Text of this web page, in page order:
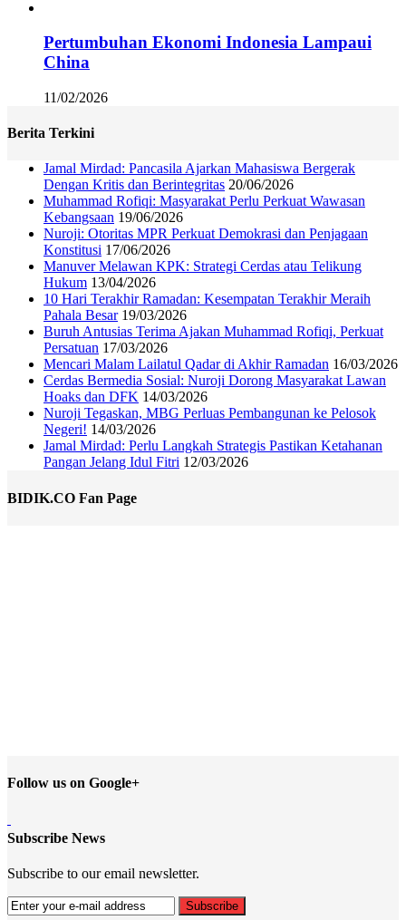
Pertumbuhan Ekonomi Indonesia Lampaui
China
11/02/2026
Berita Terkini
Jamal Mirdad: Pancasila Ajarkan Mahasiswa Bergerak
Dengan Kritis dan Berintegritas 20/06/2026
Muhammad Rofiqi: Masyarakat Perlu Perkuat Wawasan
Kebangsaan 19/06/2026
Nuroji: Otoritas MPR Perkuat Demokrasi dan Penjagaan
Konstitusi 17/06/2026
Manuver Melawan KPK: Strategi Cerdas atau Telikung
Hukum 13/04/2026
10 Hari Terakhir Ramadan: Kesempatan Terakhir Meraih
Pahala Besar 19/03/2026
Buruh Antusias Terima Ajakan Muhammad Rofiqi, Perkuat
Persatuan 17/03/2026
Mencari Malam Lailatul Qadar di Akhir Ramadan 16/03/2026
Cerdas Bermedia Sosial: Nuroji Dorong Masyarakat Lawan
Hoaks dan DFK 14/03/2026
Nuroji Tegaskan, MBG Perluas Pembangunan ke Pelosok
Negeri! 14/03/2026
Jamal Mirdad: Perlu Langkah Strategis Pastikan Ketahanan
Pangan Jelang Idul Fitri 12/03/2026
BIDIK.CO Fan Page
Follow us on Google+
Subscribe News
Subscribe to our email newsletter.